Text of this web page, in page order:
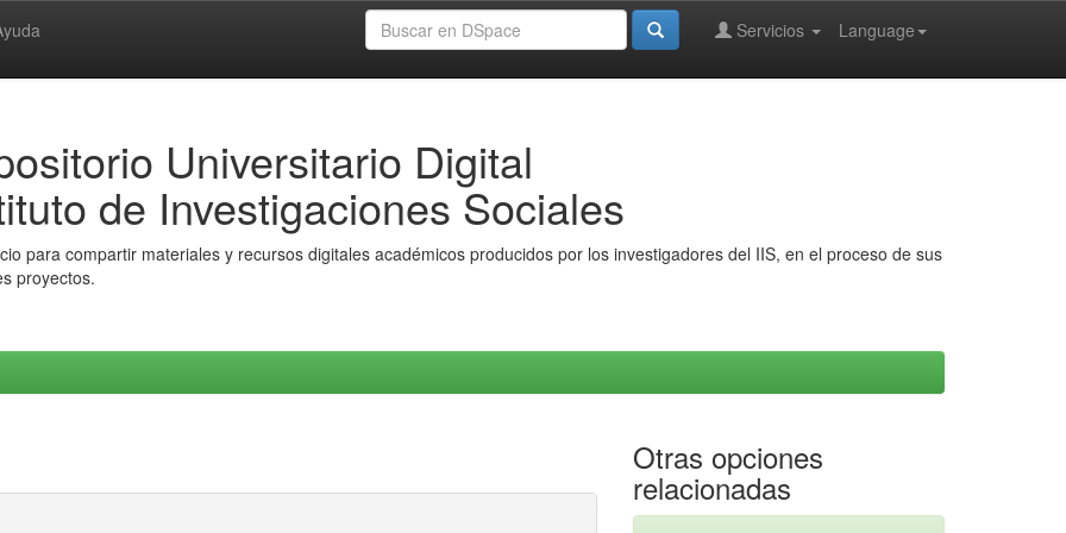
Language
Servicios
Universitario Digital
de Investigaciones Sociales
para compartir materiales y recursos digitales académicos producidos por los investigadores del IIS, en el proceso de sus
proyectos.
Otras opciones
relacionadas